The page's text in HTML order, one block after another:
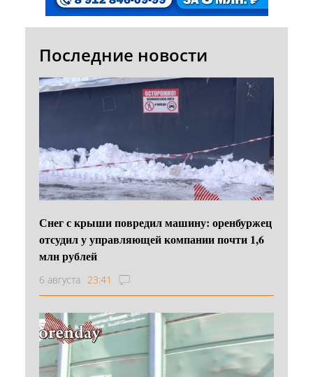
Последние новости
Снег с крыши повредил машину: оренбуржец
отсудил у управляющей компании почти 1,6
млн рублей
6 августа 23:41